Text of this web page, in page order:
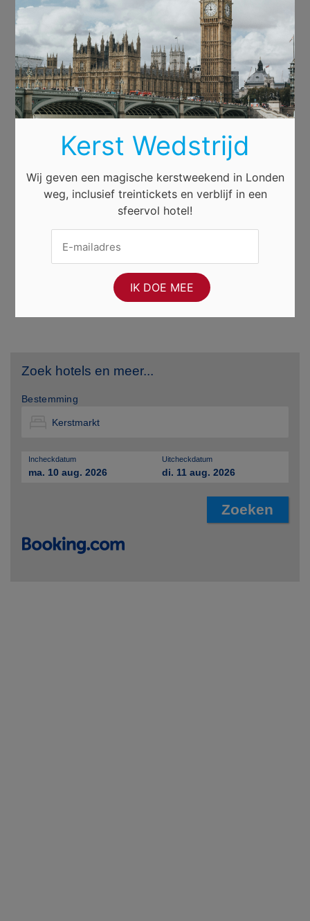
Zoek hotels en meer...
Bestemming
Incheckdatum
ma. 10 aug. 2026
Uitcheckdatum
di. 11 aug. 2026
Kerst Wedstrijd
Wij geven een magische kerstweekend in Londen
weg, inclusief treintickets en verblijf in een
sfeervol hotel!